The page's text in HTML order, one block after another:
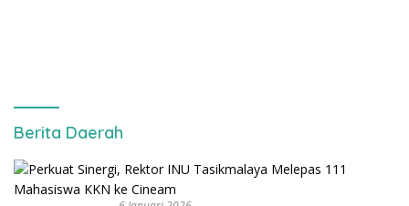
Berita Daerah